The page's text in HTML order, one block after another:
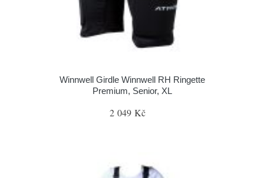
Winnwell Girdle Winnwell RH Ringette
Premium, Senior, XL
2 049 Kč